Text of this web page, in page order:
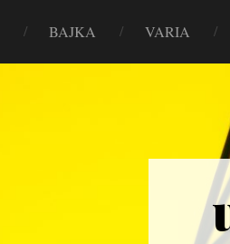
BAJKA VARIA